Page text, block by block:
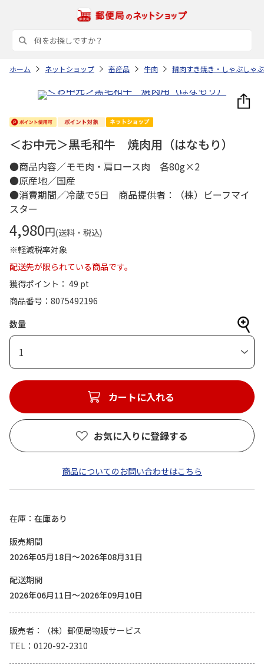
ホーム ネットショップ 畜産品 牛肉 精肉すき焼き・しゃぶしゃ
＜お中元＞黒毛和牛 焼肉用（はなもり）
●商品内容／モモ肉・肩ロース肉 各80g×2
●原産地／国産
●消費期間／冷蔵で5日 商品提供者：（株）ビーフマイ
スター
4,980円(送料・税込)
※軽減税率対象
配送先が限られている商品です。
獲得ポイント： 49 pt
商品番号
8075492196
数量
1
カートに入れる
お気に入りに登録する
商品についてのお問い合わせはこちら
在庫
在庫あり
販売期間
2026年05月18日～2026年08月31日
配送期間
2026年06月11日～2026年09月10日
販売者
（株）郵便局物販サービス
TEL
0120-92-2310